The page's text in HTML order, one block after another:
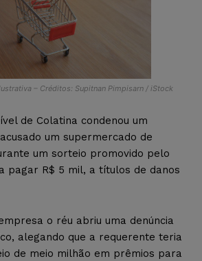
– Créditos: Supitnan Pimpisarn / iStock
de Colatina condenou um
um supermercado de
um sorteio promovido pelo
pagar R$ 5 mil, a títulos de danos
o réu abriu uma denúncia
alegando que a requerente teria
de meio milhão em prêmios para